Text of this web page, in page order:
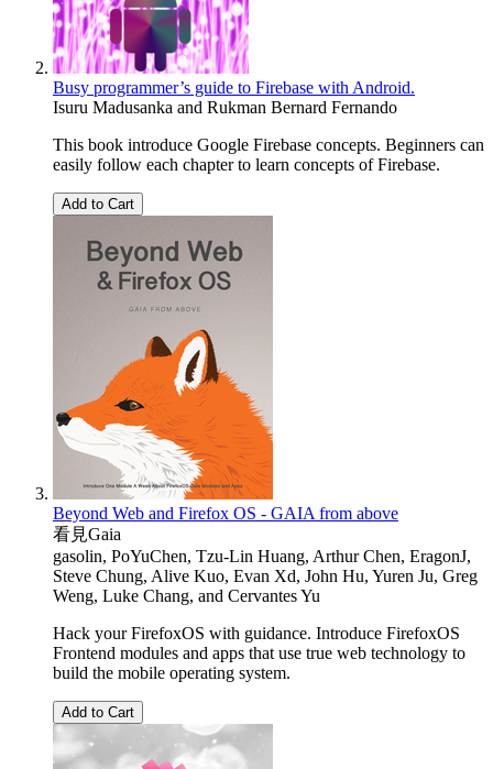
Busy programmer’s guide to Firebase with Android.
Isuru Madusanka and Rukman Bernard Fernando
This book introduce Google Firebase concepts. Beginners can
easily follow each chapter to learn concepts of Firebase.
Add to Cart
Beyond Web and Firefox OS - GAIA from above
看見Gaia
gasolin, PoYuChen, Tzu-Lin Huang, Arthur Chen, EragonJ,
Steve Chung, Alive Kuo, Evan Xd, John Hu, Yuren Ju, Greg
Weng, Luke Chang, and Cervantes Yu
Hack your FirefoxOS with guidance. Introduce FirefoxOS
Frontend modules and apps that use true web technology to
build the mobile operating system.
Add to Cart